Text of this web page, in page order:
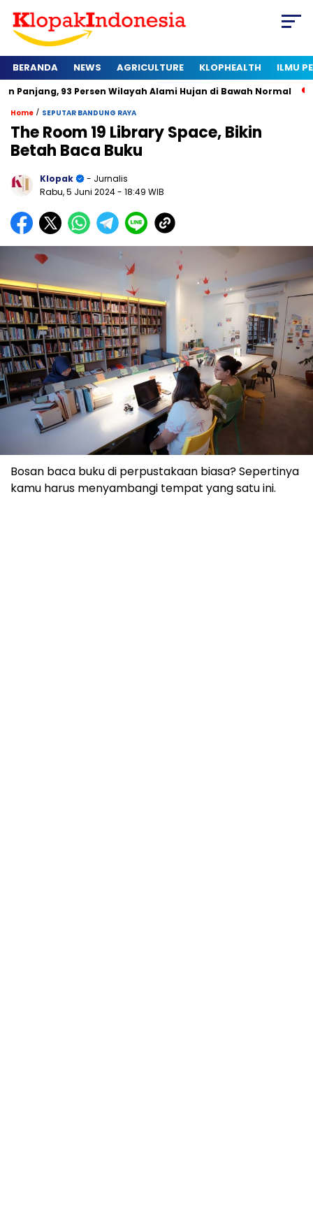
BERANDA NEWS AGRICULTURE KLOPHEALTH ILMU
Persen Wilayah Alami Hujan di Bawah Normal Kapan
Home / SEPUTAR BANDUNG RAYA
The Room 19 Library Space, Bikin
Betah Baca Buku
Klopak
- Jurnalis
Rabu, 5 Juni 2024- 18:49 WIB
Bosan baca buku di perpustakaan biasa? Sepertinya
kamu harus menyambangi tempat yang satu ini.